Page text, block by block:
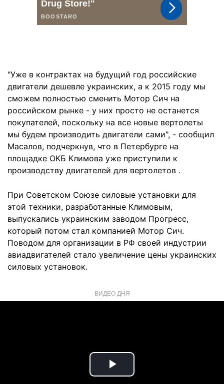
"Уже в контрактах на будущий год российские
двигатели дешевле украинских, а к 2015 году мы
сможем полностью сменить Мотор Сич на
российском рынке - у них просто не останется
покупателей, поскольку на все новые вертолеты
мы будем производить двигатели сами", - сообщил
Масалов, подчеркнув, что в Петербурге на
площадке ОКБ Климова уже приступили к
производству двигателей для вертолетов .
При Советском Союзе силовые установки для
этой техники, разработанные Климовым,
выпускались украинским заводом Прогресс,
который потом стал компанией Мотор Сич.
Поводом для организации в РФ своей индустрии
авиадвигателей стало увеличение цены украинских
силовых установок.
ВИДЕО ДНЯ
Play